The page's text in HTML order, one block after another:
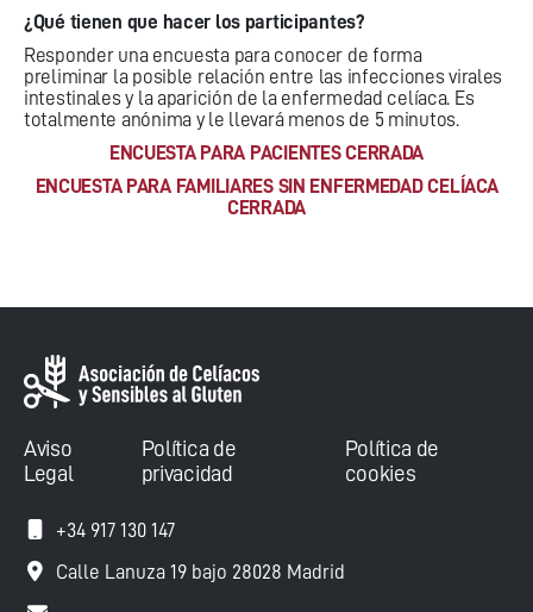
¿Qué tienen que hacer los participantes?
Responder una encuesta para conocer de forma
preliminar la posible relación entre las infecciones virales
intestinales y la aparición de la enfermedad celíaca. Es
totalmente anónima y le llevará menos de 5 minutos.
ENCUESTA PARA PACIENTES CERRADA
ENCUESTA PARA FAMILIARES SIN ENFERMEDAD CELÍACA
CERRADA
Aviso
Legal
Política de
privacidad
Política de
cookies
+34 917 130 147
Calle Lanuza 19 bajo 28028 Madrid